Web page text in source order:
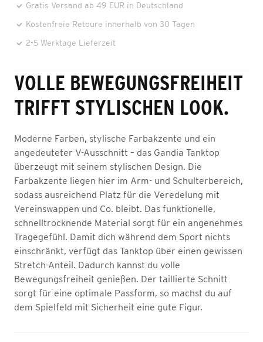
Gratis Versand ab 49 EUR in Deutschland
Kostenfreie Retoure innerhalb von 30 Tagen
2-5 Werktage Lieferzeit
VOLLE BEWEGUNGSFREIHEIT
TRIFFT STYLISCHEN LOOK.
Moderne Farben, stylische Farbakzente und ein
angedeuteter V-Ausschnitt – das Gandia Tanktop
überzeugt mit seinem stylischen Design. Die
Farbakzente liegen hier im Arm- und Schulterbereich,
sodass ausreichend Platz für die Veredelung mit
Vereinswappen und Co. bleibt. Das funktionelle,
schnelltrocknende Material sorgt für ein angenehmes
Tragegefühl. Damit dich während dem Sport nichts
einschränkt, verfügt das Tanktop über einen gewissen
Stretch-Anteil. Dadurch kannst du volle
Bewegungsfreiheit genießen. Der taillierte Schnitt
sorgt für eine optimale Passform, so machst du auf
dem Spielfeld mit Sicherheit eine gute Figur.